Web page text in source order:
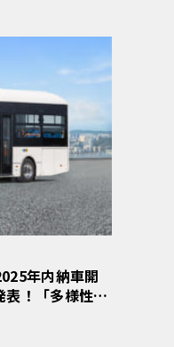
年内納車開
表！「多様性あ
」